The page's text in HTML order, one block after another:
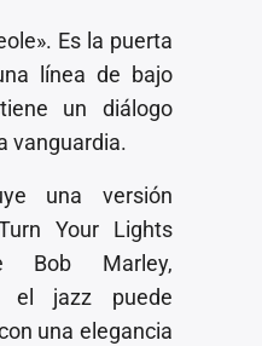
Es la puerta
línea de bajo
un diálogo
vanguardia.
una versión
Your Lights
Bob Marley,
el jazz puede
una elegancia